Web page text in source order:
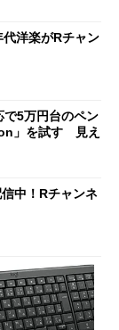
代洋楽がRチャン
5万円台のペン
」を試す 見え
信中！Rチャンネ